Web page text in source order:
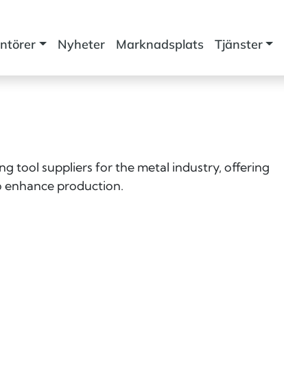
Nyheter Marknadsplats Tjänster
tool suppliers for the metal industry, offering
production.